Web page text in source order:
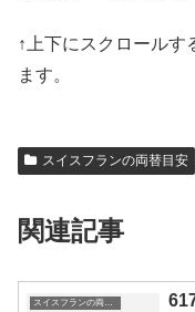
↑上下にスクロール
ます。
スイスフランの両替目安
関連記事
スイスフランの両替目安